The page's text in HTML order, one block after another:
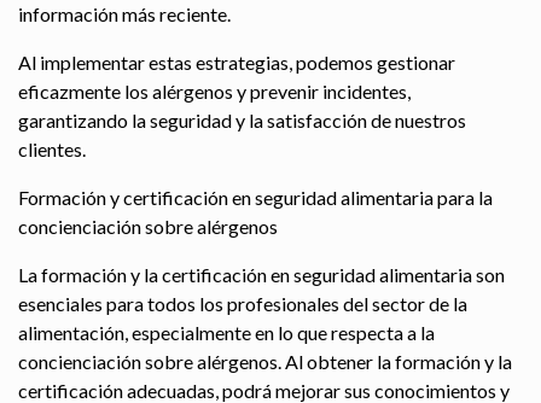
información más reciente.
Al implementar estas estrategias, podemos gestionar
eficazmente los alérgenos y prevenir incidentes,
garantizando la seguridad y la satisfacción de nuestros
clientes.
Formación y certificación en seguridad alimentaria para la
concienciación sobre alérgenos
La formación y la certificación en seguridad alimentaria son
esenciales para todos los profesionales del sector de la
alimentación, especialmente en lo que respecta a la
concienciación sobre alérgenos. Al obtener la formación y la
certificación adecuadas, podrá mejorar sus conocimientos y